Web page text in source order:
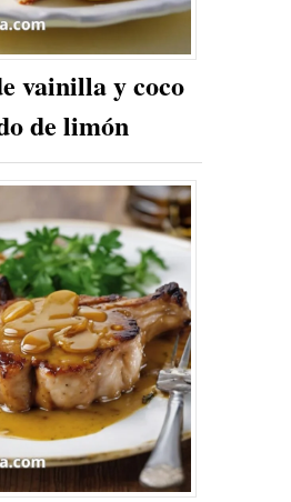
vainilla y coco
de limón